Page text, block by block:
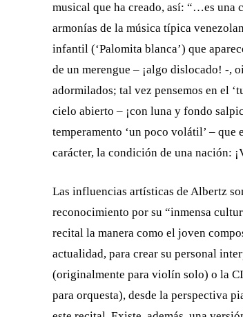
musical que ha creado, así: “…es una
armonías de la música típica
infantil (‘Palomita blanca’) que
de un merengue – ¡algo dislocado! -,
adormilados; tal vez pensemos en el
cielo abierto – ¡con luna y fondo
temperamento ‘un poco volátil’ – que
carácter, la condición de una nación:
Las influencias artísticas de Albertz
reconocimiento por su “inmensa
recital la manera como el joven
actualidad, para crear su personal
(originalmente para violín solo) o la
para orquesta), desde la perspectiva